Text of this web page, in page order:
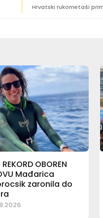
OBOREN
Mađarica
zaronila do